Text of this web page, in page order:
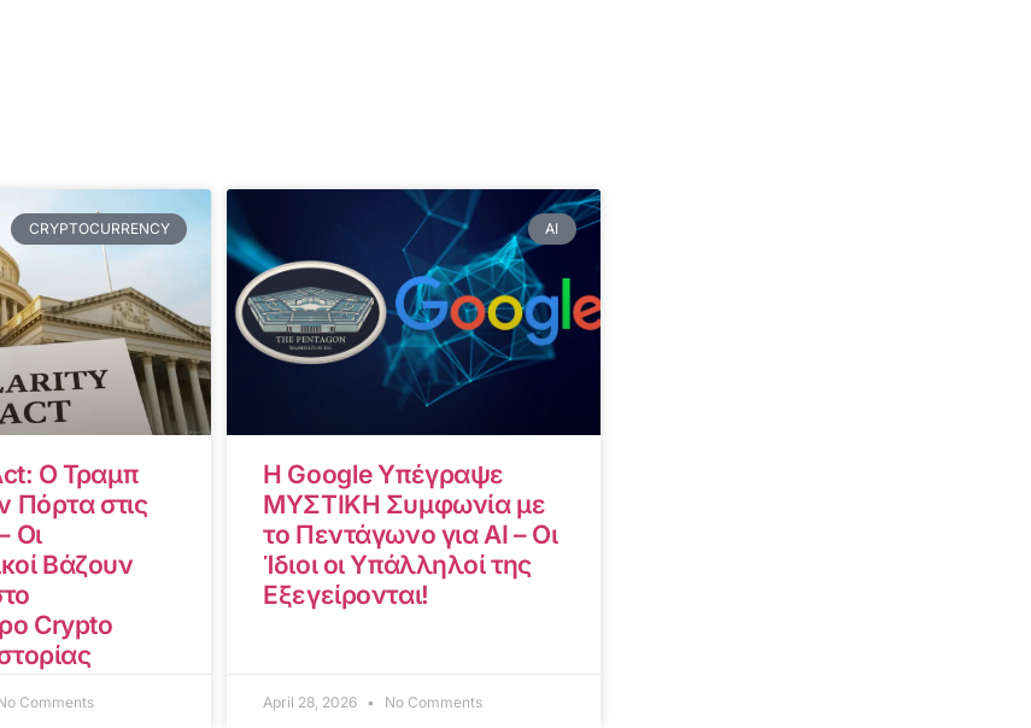
CRYPTOCURRENCY
Ο Τραμπ
Πόρτα στις
Οι
Βάζουν
Crypto
Comments
AI
Η Google Υπέγραψε
ΜΥΣΤΙΚΗ Συμφωνία με
το Πεντάγωνο για AI – Οι
Ίδιοι οι Υπάλληλοί της
Εξεγείρονται!
April 28, 2026 No Comments